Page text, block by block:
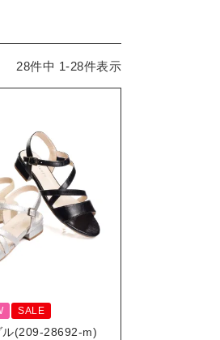
28件中 1-28件表示
SALE
ル(209-28692-m)